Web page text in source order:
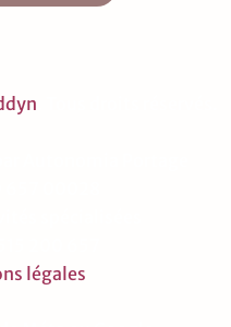
légales